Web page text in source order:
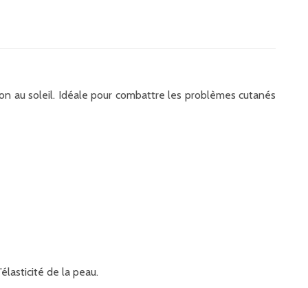
au soleil. Idéale pour combattre les problèmes cutanés
de la peau.